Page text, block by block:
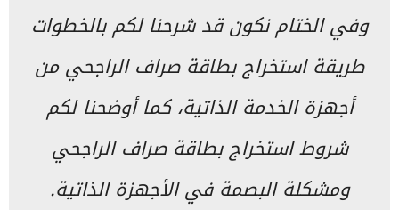
وفي الختام نكون قد شرحنا لكم بالخطوات
طريقة استخراج بطاقة صراف الراجحي من
أجهزة الخدمة الذاتية، كما أوضحنا لكم
شروط استخراج بطاقة صراف الراجحي
ومشكلة البصمة في الأجهزة الذاتية.